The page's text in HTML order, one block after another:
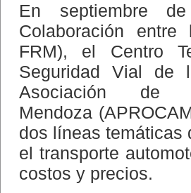
En septiembre
Colaboración
FRM), el Centro
Seguridad Vial de
Asociación de
Mendoza
dos líneas temáticas
el transporte
costos y precios.